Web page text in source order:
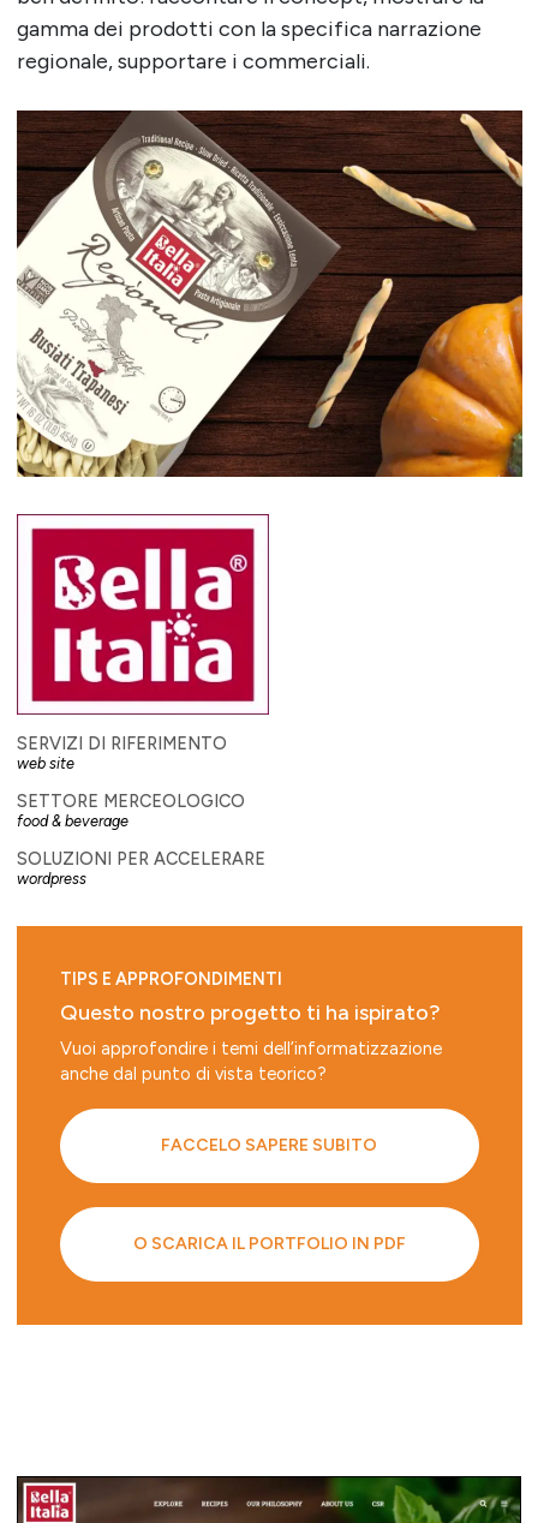
SERVIZI DI RIFERIMENTO
web site
SETTORE MERCEOLOGICO
food & beverage
SOLUZIONI PER ACCELERARE
wordpress
TIPS E APPROFONDIMENTI
Questo nostro progetto ti ha ispirato?
Vuoi approfondire i temi dell’informatizzazione
anche dal punto di vista teorico?
FACCELO SAPERE SUBITO
O SCARICA IL PORTFOLIO IN PDF
gamma dei prodotti con la specifica narrazione
regionale, supportare i commerciali.